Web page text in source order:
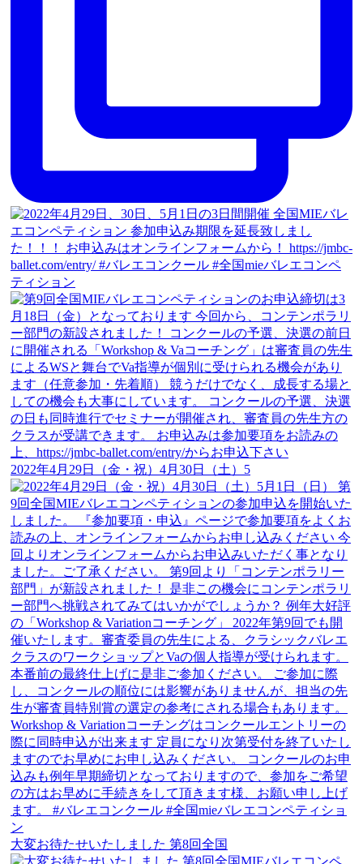
2022年4月29日（金・祝）4月30日（土）5
大変お待たせいたしました 第8回全国